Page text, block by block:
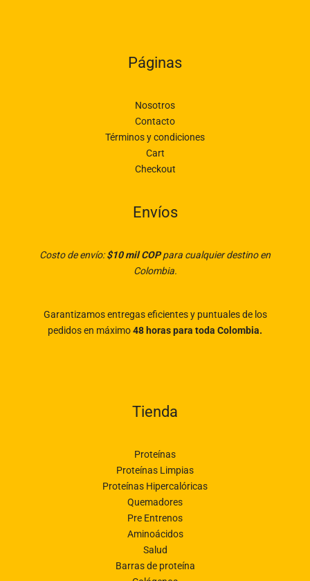
Páginas
Nosotros
Contacto
Términos y condiciones
Cart
Checkout
Envíos
Costo de envío:$10 mil COPpara cualquier destino en
Colombia.
Garantizamos entregas eficientes y puntuales de los
pedidos en máximo48 horas para toda Colombia.
Tienda
Proteínas
Proteínas Limpias
Proteínas Hipercalóricas
Quemadores
Pre Entrenos
Aminoácidos
Salud
Barras de proteína